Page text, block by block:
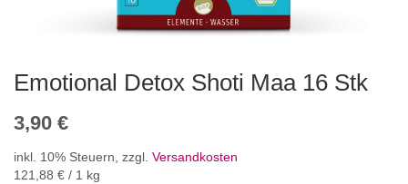
Emotional Detox Shoti Maa 16 Stk
3,90 €
inkl. 10% Steuern, zzgl. Versandkosten
121,88 € / 1 kg